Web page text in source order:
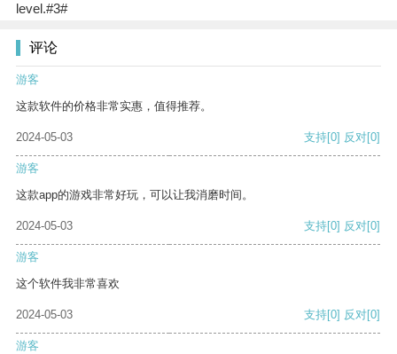
level.#3#
评论
游客
这款软件的价格非常实惠，值得推荐。
2024-05-03 支持[0] 反对[0]
游客
这款app的游戏非常好玩，可以让我消磨时间。
2024-05-03 支持[0] 反对[0]
游客
这个软件我非常喜欢
2024-05-03 支持[0] 反对[0]
游客